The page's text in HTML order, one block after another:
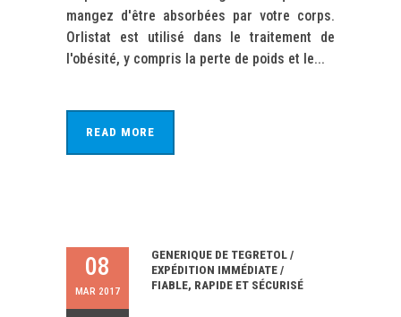
mangez d'être absorbées par votre corps.
Orlistat est utilisé dans le traitement de
l'obésité, y compris la perte de poids et le...
READ MORE
08
MAR 2017
GENERIQUE DE TEGRETOL /
EXPÉDITION IMMÉDIATE /
FIABLE, RAPIDE ET SÉCURISÉ